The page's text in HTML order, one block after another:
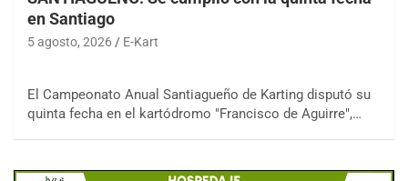
en Santiago
5 agosto, 2026 E-Kart
El Campeonato Anual Santiagueño de Karting disputó su
quinta fecha en el kartódromo "Francisco de Aguirre",…